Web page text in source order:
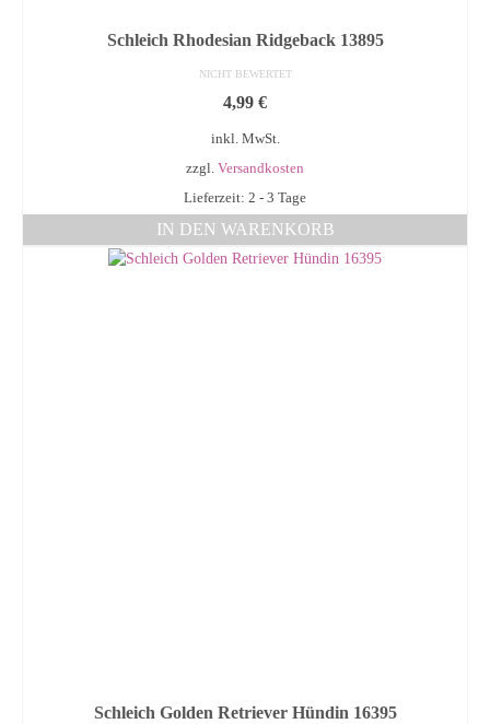
Schleich Rhodesian Ridgeback 13895
NICHT BEWERTET
4,99 €
inkl. MwSt.
zzgl. Versandkosten
Lieferzeit: 2 - 3 Tage
IN DEN WARENKORB
Schleich Golden Retriever Hündin 16395